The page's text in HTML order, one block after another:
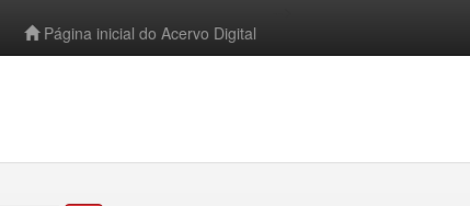
Página inicial do Acervo Digital